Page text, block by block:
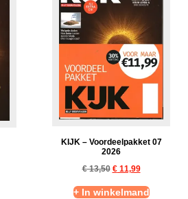
KIJK – Voordeelpakket 07
2026
€13,50 €11,99
+ In winkelmand